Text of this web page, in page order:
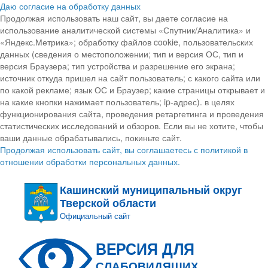
Даю согласие на обработку данных
Продолжая использовать наш сайт, вы даете согласие на
использование аналитической системы «Спутник/Аналитика» и
«Яндекс.Метрика»; обработку файлов cookie, пользовательских
данных (сведения о местоположении; тип и версия ОС, тип и
версия Браузера; тип устройства и разрешение его экрана;
источник откуда пришел на сайт пользователь; с какого сайта или
по какой рекламе; язык ОС и Браузер; какие страницы открывает и
на какие кнопки нажимает пользователь; ip-адрес). в целях
функционирования сайта, проведения ретаргетинга и проведения
статистических исследований и обзоров. Если вы не хотите, чтобы
ваши данные обрабатывались, покиньте сайт.
Продолжая использовать сайт, вы соглашаетесь с политикой в
отношении обработки персональных данных.